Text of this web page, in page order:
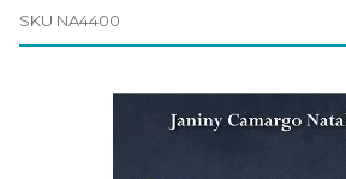
SKU NA4400